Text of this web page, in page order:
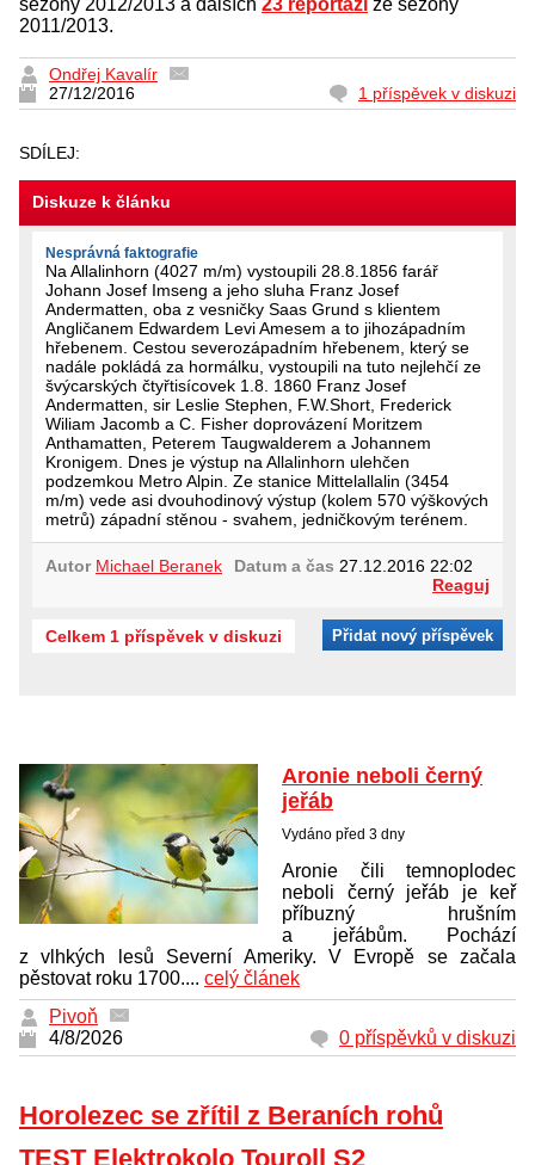
sezony 2012/2013 a dalších 23 reportáží ze sezony
2011/2013.
Ondřej Kavalír
27/12/2016
1 příspěvek v diskuzi
SDÍLEJ:
Diskuze k článku
Nesprávná faktografie
Na Allalinhorn (4027 m/m) vystoupili 28.8.1856 farář
Johann Josef Imseng a jeho sluha Franz Josef
Andermatten, oba z vesničky Saas Grund s klientem
Angličanem Edwardem Levi Amesem a to jihozápadním
hřebenem. Cestou severozápadním hřebenem, který se
nadále pokládá za hormálku, vystoupili na tuto nejlehčí ze
švýcarských čtyřtisícovek 1.8. 1860 Franz Josef
Andermatten, sir Leslie Stephen, F.W.Short, Frederick
Wiliam Jacomb a C. Fisher doprovázení Moritzem
Anthamatten, Peterem Taugwalderem a Johannem
Kronigem. Dnes je výstup na Allalinhorn ulehčen
podzemkou Metro Alpin. Ze stanice Mittelallalin (3454
m/m) vede asi dvouhodinový výstup (kolem 570 výškových
metrů) západní stěnou - svahem, jedničkovým terénem.
Autor Michael Beranek Datum a čas 27.12.2016 22:02
Reaguj
Celkem 1 příspěvek v diskuzi Přidat nový příspěvek
Aronie neboli černý
jeřáb
Vydáno před 3 dny
Aronie čili temnoplodec
neboli černý jeřáb je keř
příbuzný hrušním
a jeřábům. Pochází
z vlhkých lesů Severní Ameriky. V Evropě se začala
pěstovat roku 1700.... celý článek
Pivoň
4/8/2026
0 příspěvků v diskuzi
Horolezec se zřítil z Beraních rohů
TEST Elektrokolo Touroll S2